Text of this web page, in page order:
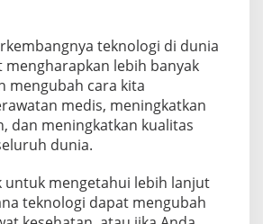
teknologi di dunia
mengharapkan lebih banyak
mengubah cara kita
medis, meningkatkan
dan meningkatkan kualitas
dunia.
untuk mengetahui lebih lanjut
teknologi dapat mengubah